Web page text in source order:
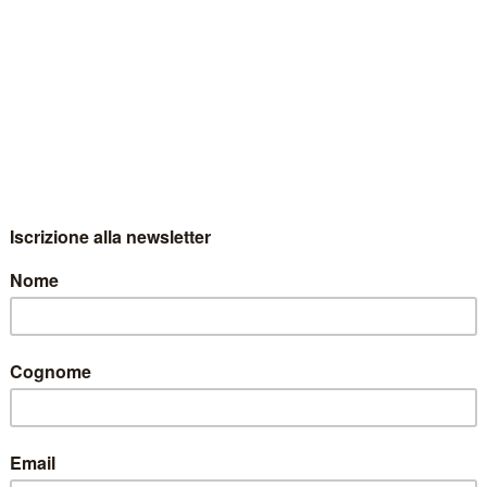
DEL 27 SETTEMBRE
27 SETTEMBRE 2010